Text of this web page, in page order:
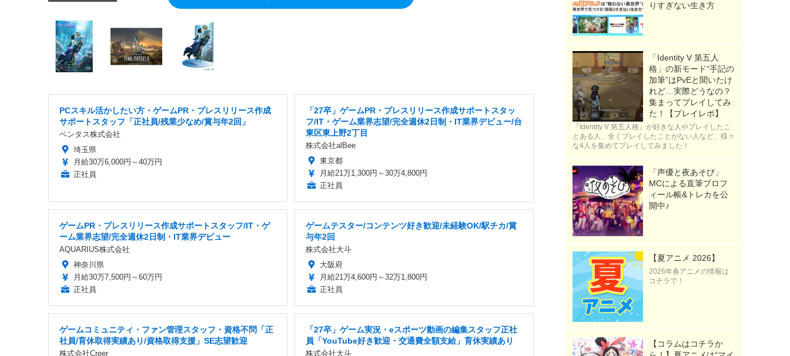
PCスキル活かしたい方・ゲームPR・プレスリリース作成
サポートスタッフ「正社員/残業少なめ/賞与年2回」
ベンタス株式会社
埼玉県
月給30万6,000円～40万円
正社員
「27卒」ゲームPR・プレスリリース作成サポートスタッ
フ/IT・ゲーム業界志望/完全週休2日制・IT業界デビュー/台
東区東上野2丁目
株式会社alBee
東京都
月給21万1,300円～30万4,800円
正社員
ゲームPR・プレスリリース作成サポートスタッフ/IT・ゲ
ーム業界志望/完全週休2日制・IT業界デビュー
AQUARIUS株式会社
神奈川県
月給30万7,500円～60万円
正社員
ゲームテスター/コンテンツ好き歓迎/未経験OK/駅チカ/賞
与年2回
株式会社大斗
大阪府
月給21万4,600円～32万1,800円
正社員
ゲームコミュニティ・ファン管理スタッフ・資格不問「正
社員/育休取得実績あり/資格取得支援」SE志望歓迎
株式会社Creer
「27卒」ゲーム実況・eスポーツ動画の編集スタッフ正社
員「YouTube好き歓迎・交通費全額支給」育休実績あり
株式会社大斗
りすぎない生き方
「Identity V 第五人
格」の新モード“手記の
加筆”はPvEと聞いたけ
れど…実際どうなの？
集まってプレイしてみ
た！【プレイレポ】
『Identity V 第五人格』が好きな人やプレイしたこ
とある人、全くプレイしたことがない人など、様々
な4人を集めてプレイしてみました！
「声優と夜あそび」
MCによる直筆プロフ
ィール帳&トレカを公
開中♪
【夏アニメ 2026】
2026年春アニメの情報は
コチラで！
【コラムはコチラか